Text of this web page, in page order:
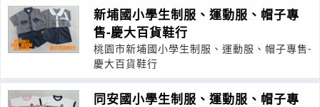
新埔國小學生制服、運動服、帽子專
售-慶大百貨鞋行
桃園市新埔國小學生制服、運動服、帽子專售-
慶大百貨鞋行
同安國小學生制服、運動服、帽子專